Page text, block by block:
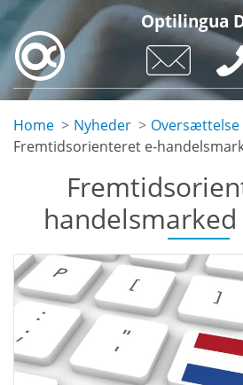
Skip
main
content
Optilingua
Home Nyheder
Oversættelse
Fremtidsorienteret e-